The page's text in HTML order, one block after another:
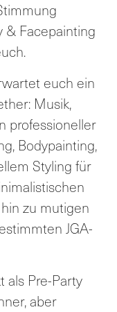
& Facepainting
euch ein
Musik,
professioneller
Bodypainting,
Styling für
zu mutigen
JGA-
als Pre-Party
aber